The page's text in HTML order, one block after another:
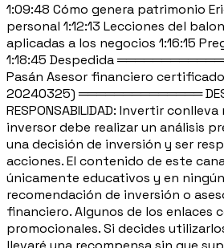
1:09:48 Cómo genera patrimonio
personal 1:12:13 Lecciones del
aplicadas a los negocios 1:16:15
1:18:45 Despedida
Pasán Asesor financiero certificado
20240325) ══════════════
RESPONSABILIDAD: Invertir
inversor debe realizar un análisis
una decisión de inversión y ser
acciones. El contenido de este
únicamente educativos y en
recomendación de inversión o
financiero. Algunos de los enlaces
promocionales. Si decides